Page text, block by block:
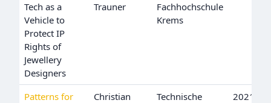
Tech as a
Vehicle to
Protect IP
Rights of
Jewellery
Designers
Trauner
Fachhochschule
Krems
Patterns for
Christian
Technische
2021